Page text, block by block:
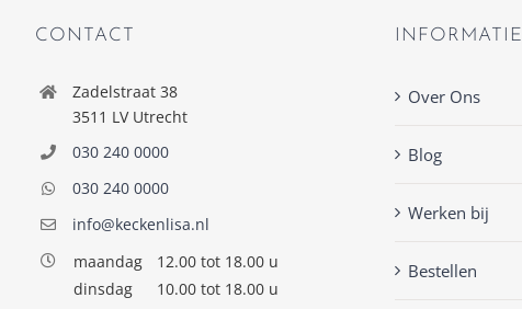
CONTACT
Zadelstraat 38
3511 LV Utrecht
030 240 0000
030 240 0000
info@keckenlisa.nl
maandag
12.00 tot 18.00 u
dinsdag
10.00 tot 18.00 u
INFORMATIE
Over Ons
Blog
Werken bij
Bestellen